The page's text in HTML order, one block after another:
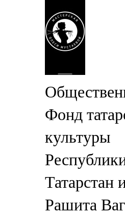
Фонд
культуры
Татарстан
Рашита